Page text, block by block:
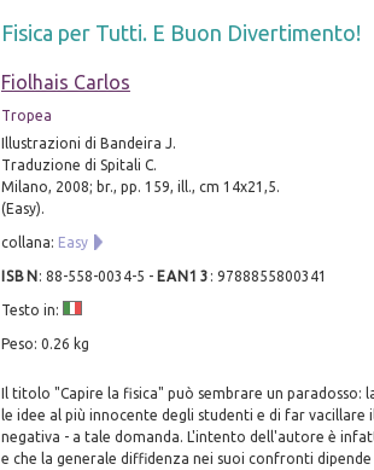
Fisica per Tutti. E Buon Divertimento!
Fiolhais Carlos
Tropea
Illustrazioni di Bandeira J.
Traduzione di Spitali C.
Milano, 2008; br., pp. 159, ill., cm 14x21,5.
(Easy).
collana: Easy
ISBN : 88-558-0034-5 - EAN13 : 9788855800341
Testo in:
Peso: 0.26 kg
Il titolo "Capire la fisica" può sembrare un
le idee al più innocente degli studenti e di far
negativa - a tale domanda. L'intento dell'autore è
e che la generale diffidenza nei suoi confronti